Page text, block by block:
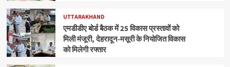
UTTARAKHAND
एमडीडीए बोर्ड बैठक में 25 विकास प्रस्तावों को
मिली मंजूरी, देहरादून-मसूरी के नियोजित विकास
को मिलेगी रफ्तार